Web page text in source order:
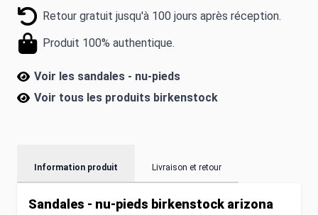
Retour gratuit jusqu'à 100 jours après réception.
Produit 100% authentique.
Voir les sandales - nu-pieds
Voir tous les produits birkenstock
Information produit Livraison et retour
Sandales - nu-pieds birkenstock arizona